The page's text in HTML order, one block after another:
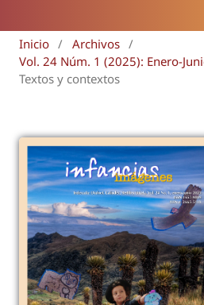
Inicio / Archivos /
Vol. 24 Núm. 1 (2025): Enero-
Textos y contextos